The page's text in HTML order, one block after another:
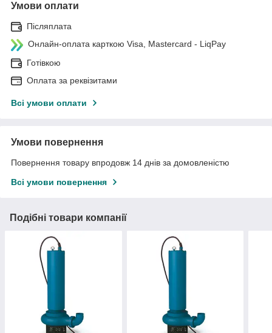
Умови оплати
Післяплата
Онлайн-оплата карткою Visa, Mastercard - LiqPay
Готівкою
Оплата за реквізитами
Всі умови оплати
Умови повернення
Повернення товару впродовж 14 днів за домовленістю
Всі умови повернення
Подібні товари компанії